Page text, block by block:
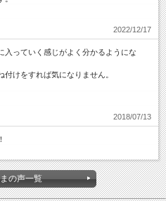
2022/12/17
入っていく感じがよく分かるようにな
けをすれば気になりません。
2018/07/13
の声一覧